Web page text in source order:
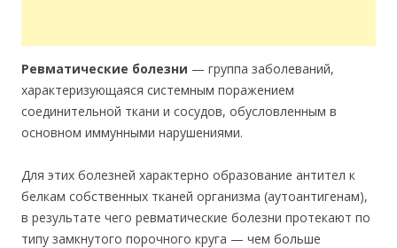
Ревматические болезни — группа заболеваний,
характеризующаяся системным поражением
соединительной ткани и сосудов, обусловленным в
основном иммунными нарушениями.
Для этих болезней характерно образование антител к
белкам собственных тканей организма (аутоантигенам),
в результате чего ревматические болезни протекают по
типу замкнутого порочного круга — чем больше